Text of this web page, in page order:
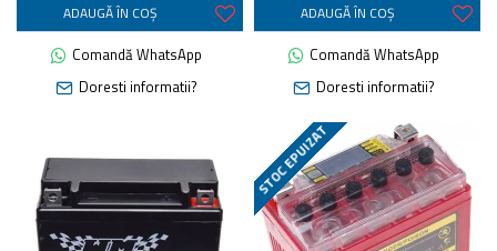
ADAUGĂ ÎN COŞ
Comandă WhatsApp
Doresti informatii?
ADAUGĂ ÎN COŞ
Comandă WhatsApp
Doresti informatii?
STOC EPUIZAT